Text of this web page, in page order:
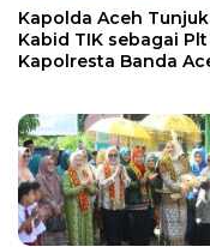
Kapolda Aceh Tunjuk
Kabid TIK sebagai Plt
Kapolresta Banda